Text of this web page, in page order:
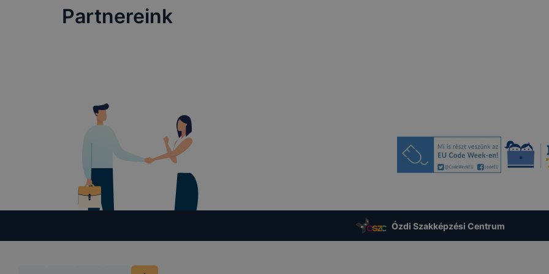
Partnereink
Ózdi Szakképzési Centrum
A honlap a Google Analytics-et használja a felhasználói azonosítón
megvalósuló látogatóáramlás eszköztől független elemzésére is. Az
történő használat különböző eszközök közötti követését